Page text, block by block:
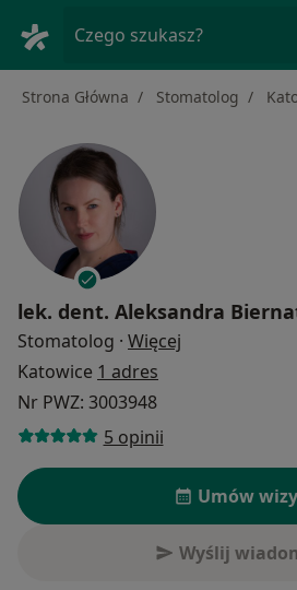
Czego szukasz?
Strona Główna Stomatolog
lek. dent. Aleksandra
Stomatolog · Więcej
Katowice 1 adres
Nr PWZ: 3003948
5 opinii
Umów
Wyślij